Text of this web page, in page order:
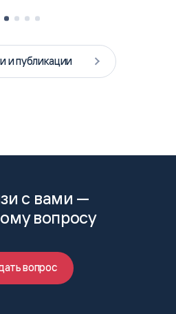
и публикации
с вами —
вопросу
вопрос